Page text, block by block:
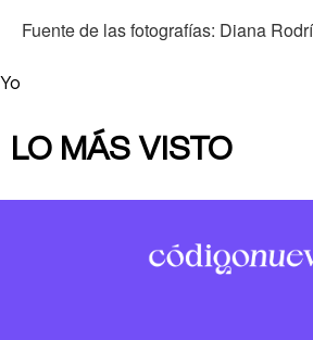
Fuente de las fotografías: Diana
Yo
LO MÁS VISTO